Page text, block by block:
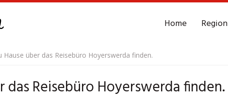
Home Region
Hause über das Reisebüro Hoyerswerda finden.
das Reisebüro Hoyerswerda finden.